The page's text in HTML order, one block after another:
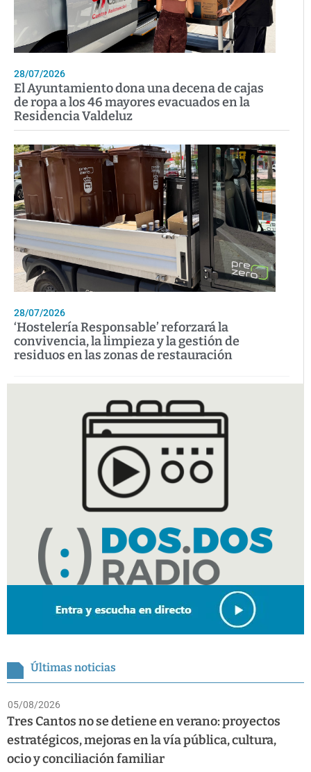
28/07/2026
El Ayuntamiento dona una decena de cajas
de ropa a los 46 mayores evacuados en la
Residencia Valdeluz
28/07/2026
‘Hostelería Responsable’ reforzará la
convivencia, la limpieza y la gestión de
residuos en las zonas de restauración
Últimas noticias
05/08/2026
Tres Cantos no se detiene en verano: proyectos
estratégicos, mejoras en la vía pública, cultura,
ocio y conciliación familiar